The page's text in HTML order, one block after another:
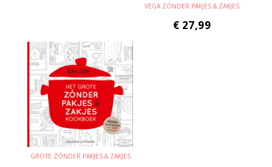
VEGA ZÓNDER PAKJES & ZAKJES
€ 27,99
GROTE ZÓNDER PAKJES & ZAKJES